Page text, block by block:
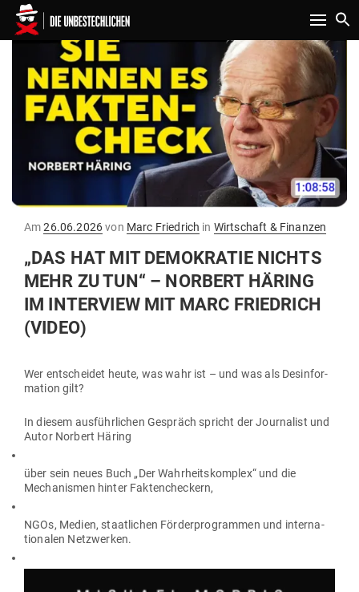
Toggle
AmGepostet
26.06.2026von Marc Friedrich in Wirtschaft & Finanzen
„DAS HAT MIT DEMO­KRATIE NICHTS
MEHR ZU TUN“ – NORBERT HÄRING
IM INTERVIEW MIT MARC FRIEDRICH
(VIDEO)
Wer ent­scheidet heute, was wahr ist – und was als Des­in­for­
mation gilt?
In diesem aus­führ­lichen Gespräch spricht der Jour­nalist und
Autor Norbert Häring
über sein neues Buch „Der Wahr­heits­komplex“ und die
Mecha­nismen hinter Faktencheckern,
NGOs, Medien, staat­lichen För­der­pro­grammen und inter­na­
tio­nalen Netzwerken.